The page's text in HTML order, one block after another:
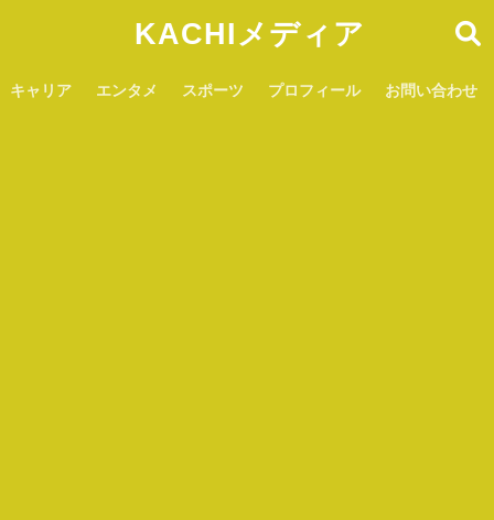
KACHIメディア
キャリア エンタメ スポーツ プロフィール お問い合わせ